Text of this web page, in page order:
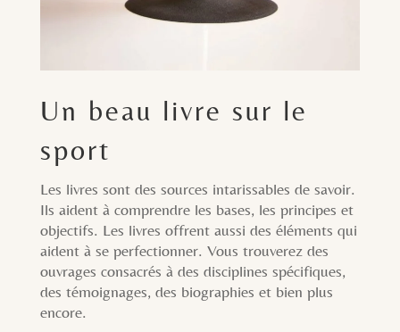
Un beau livre sur le
sport
Les livres sont des sources intarissables de savoir.
Ils aident à comprendre les bases, les principes et
objectifs. Les livres offrent aussi des éléments qui
aident à se perfectionner. Vous trouverez des
ouvrages consacrés à des disciplines spécifiques,
des témoignages, des biographies et bien plus
encore.